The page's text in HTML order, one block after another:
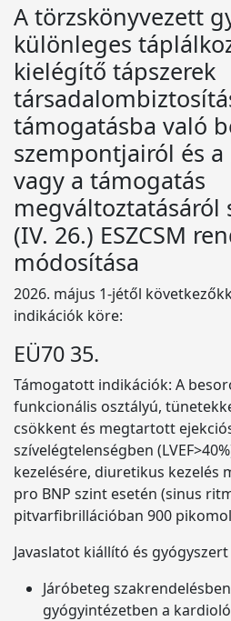
A törzskönyvezett
különleges
kielégítő tápszerek
támogatásba való
szempontjairól és
vagy a támogatás
megváltoztatásáról
(IV. 26.) ESZCSM
módosítása
2026. május 1-jétől
indikációk köre:
EÜ70 35.
Támogatott indikációk: A
funkcionális osztályú,
csökkent és megtartott
szívelégtelenségben
kezelésére, diuretikus kezelés
pro BNP szint esetén (sinus
pitvarfibrillációban 900
Javaslatot kiállító és
Járóbeteg
gyógyintézetben a